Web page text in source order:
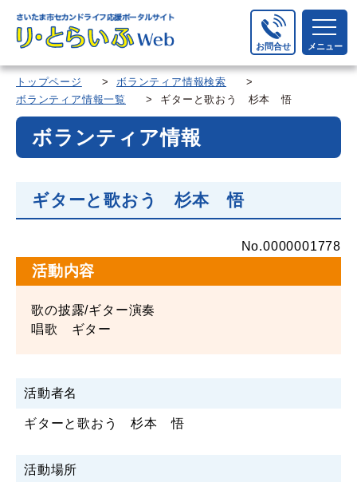
お問合せ メニュー
トップページ >ボランティア情報検索
>
ボランティア情報一覧
> ギターと歌おう 杉本 悟
ボランティア情報
ギターと歌おう 杉本 悟
No.0000001778
活動内容
歌の披露/ギター演奏
唱歌 ギター
活動者名
ギターと歌おう 杉本 悟
活動場所